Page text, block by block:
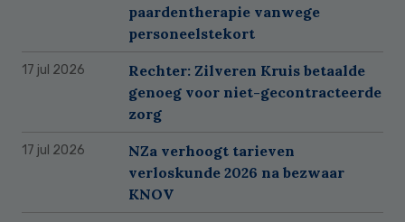
paardentherapie vanwege
personeelstekort
17 jul 2026
Rechter: Zilveren Kruis betaalde
genoeg voor niet-gecontracteerde
zorg
17 jul 2026
NZa verhoogt tarieven
verloskunde 2026 na bezwaar
KNOV